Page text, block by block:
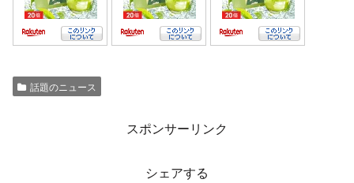
話題のニュース
スポンサーリンク
シェアする